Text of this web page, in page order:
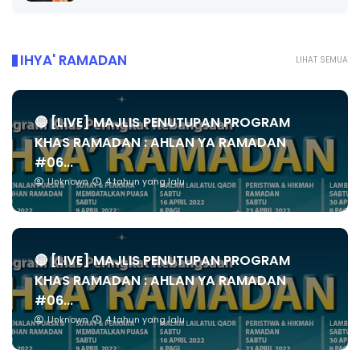
LIHAT SEMUA
IHYA' RAMADAN
🔴 [LIVE] MAJLIS PENUTUPAN PROGRAM
KHAS RAMADAN : AHLAN YA RAMADAN
#06...
Unknown 4 tahun yang lalu
🔴 [LIVE] MAJLIS PENUTUPAN PROGRAM
KHAS RAMADAN : AHLAN YA RAMADAN
#06...
Unknown 4 tahun yang lalu